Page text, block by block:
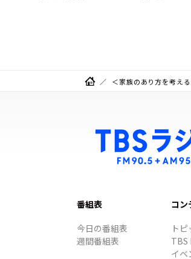
＜家族のあり方を考える
番組表
今日の番組表
週間番組表
コン
ト
TBS
イベ